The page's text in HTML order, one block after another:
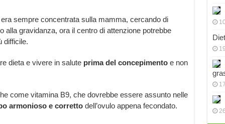
sempre concentrata sulla mamma, cercando di
alla gravidanza, ora il centro di attenzione potrebbe
difficile.
dieta e vivere in salute prima del concepimento e non
come vitamina B9, che dovrebbe essere assunto nelle
armonioso e corretto dell’ovulo appena fecondato.